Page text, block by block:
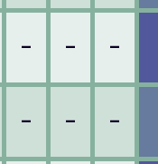
– – –
– – –